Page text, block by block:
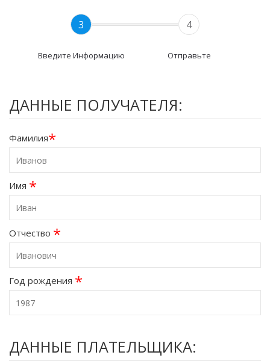
3
Введите Информацию
4
Отправьте
ДАННЫЕ ПОЛУЧАТЕЛЯ:
Фамилия*
Имя *
Отчество *
Год рождения *
ДАННЫЕ ПЛАТЕЛЬЩИКА: